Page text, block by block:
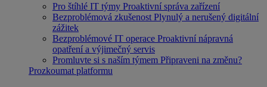
Pro štíhlé IT týmy Proaktivní správa zařízení
Bezproblémová zkušenost Plynulý a nerušený digitální
zážitek
Bezproblémové IT operace Proaktivní nápravná
opatření a výjimečný servis
Promluvte si s naším týmem Připraveni na změnu?
Prozkoumat platformu